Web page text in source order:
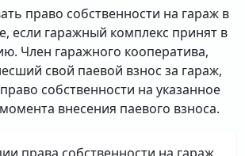
право собственности на гараж в
если гаражный комплекс принят в
Член гаражного кооператива,
свой паевой взнос за гараж,
собственности на указанное
внесения паевого взноса.